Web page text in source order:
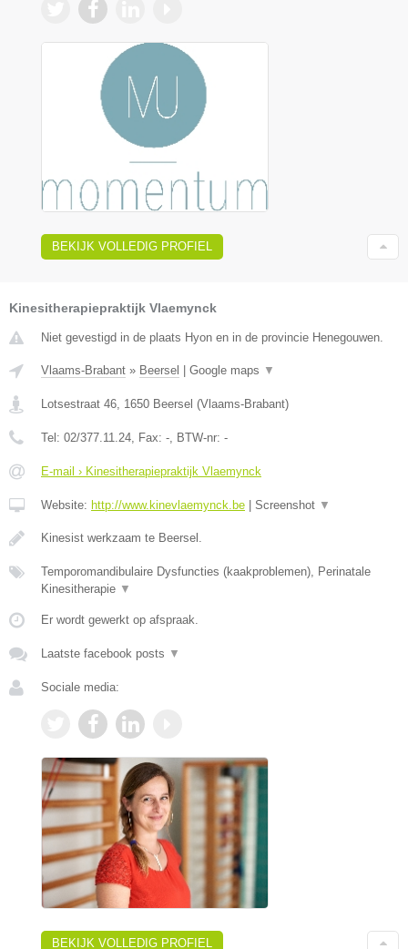
BEKIJK VOLLEDIG PROFIEL
Kinesitherapiepraktijk Vlaemynck
Niet gevestigd in de plaats Hyon en in de provincie Henegouwen.
Vlaams-Brabant » Beersel Google maps ▼
Lotsestraat 46, 1650 Beersel (Vlaams-Brabant)
Tel: 02/377.11.24, Fax: -, BTW-nr: -
E-mail › Kinesitherapiepraktijk Vlaemynck
Website: http://www.kinevlaemynck.be Screenshot ▼
Kinesist werkzaam te Beersel.
Temporomandibulaire Dysfuncties (kaakproblemen), Perinatale
Kinesitherapie ▼
Er wordt gewerkt op afspraak.
Laatste facebook posts ▼
Sociale media:
BEKIJK VOLLEDIG PROFIEL